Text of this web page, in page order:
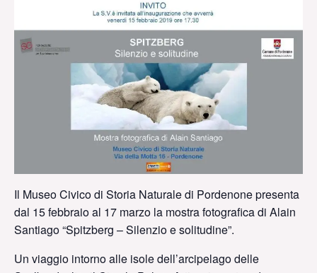
Il Museo Civico di Storia Naturale di Pordenone presenta
dal 15 febbraio al 17 marzo la mostra fotografica di Alain
Santiago “Spitzberg – Silenzio e solitudine”.
Un viaggio intorno alle isole dell’arcipelago delle